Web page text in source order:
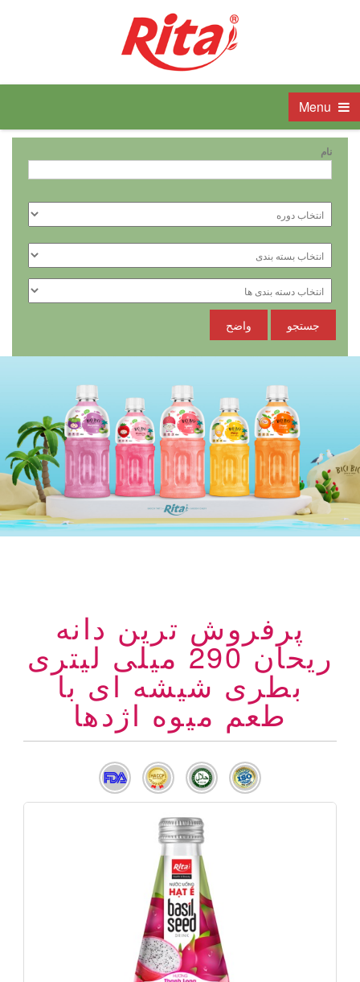
نام
جستجو واضح
پرفروش ترین دانه
ریحان 290 میلی لیتری
بطری شیشه ای با
طعم میوه اژدها